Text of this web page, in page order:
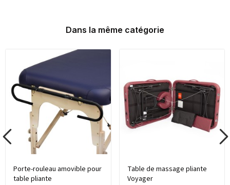
Dans la même catégorie
Porte-rouleau amovible pour
table pliante
Table de massage pliante
Voyager